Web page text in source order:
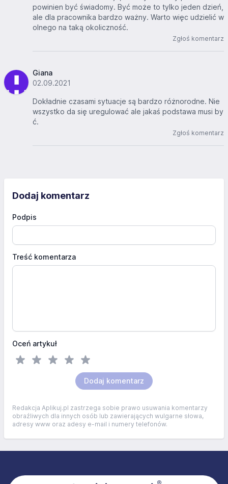
powinien być świadomy. Być może to tylko jeden dzień,
ale dla pracownika bardzo ważny. Warto więc udzielić w
olnego na taką okoliczność.
Zgłoś komentarz
Giana
02.09.2021
Dokładnie czasami sytuacje są bardzo różnorodne. Nie
wszystko da się uregulować ale jakaś podstawa musi by
ć.
Zgłoś komentarz
Dodaj komentarz
Podpis
Treść komentarza
Oceń artykuł
Dodaj komentarz
Redakcja Aplikuj.pl zastrzega sobie prawo usuwania komentarzy
obraźliwych dla innych osób lub zawierających wulgarne słowa,
adresy www oraz adesy e-mail i numery telefonów.